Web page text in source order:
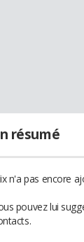
résumé
n'a pas encore
pouvez lui